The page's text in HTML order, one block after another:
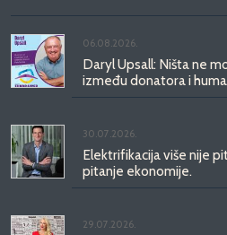
06.08.2026.
Daryl Upsall: Ništa ne
između donatora i
30.07.2026.
Elektrifikacija više nije
pitanje ekonomije.
29.07.2026.